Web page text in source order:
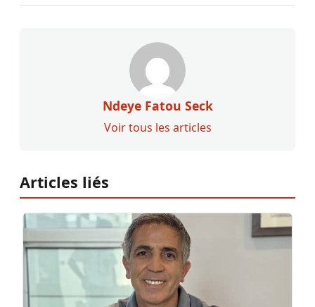
Ndeye Fatou Seck
Voir tous les articles
Articles liés